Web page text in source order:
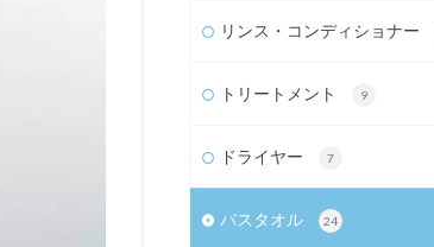
リンス・コンディショナー
トリートメント 9
ドライヤー 7
バスタオル 24